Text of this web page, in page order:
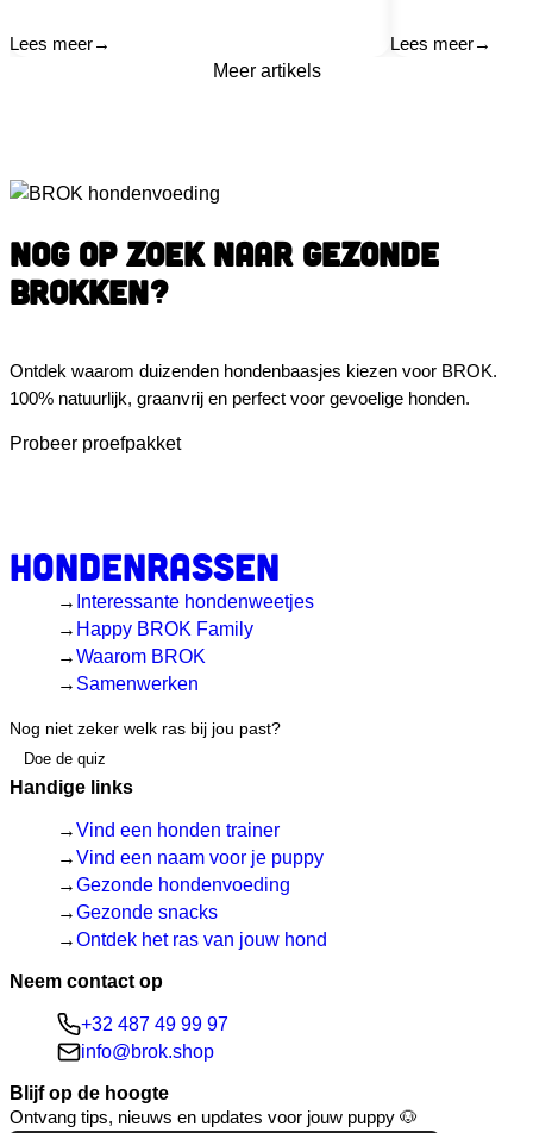
Lees meer→ Lees meer→
Meer artikels
NOG OP ZOEK NAAR GEZONDE
BROKKEN?
Ontdek waarom duizenden hondenbaasjes kiezen voor BROK.
100% natuurlijk, graanvrij en perfect voor gevoelige honden.
Probeer proefpakket
Hondenrassen
Interessante hondenweetjes
Happy BROK Family
Waarom BROK
Samenwerken
Nog niet zeker welk ras bij jou past?
Doe de quiz
Handige links
Vind een honden trainer
Vind een naam voor je puppy
Gezonde hondenvoeding
Gezonde snacks
Ontdek het ras van jouw hond
Neem contact op
+32 487 49 99 97
info@brok.shop
Blijf op de hoogte
Ontvang tips, nieuws en updates voor jouw puppy 🐶